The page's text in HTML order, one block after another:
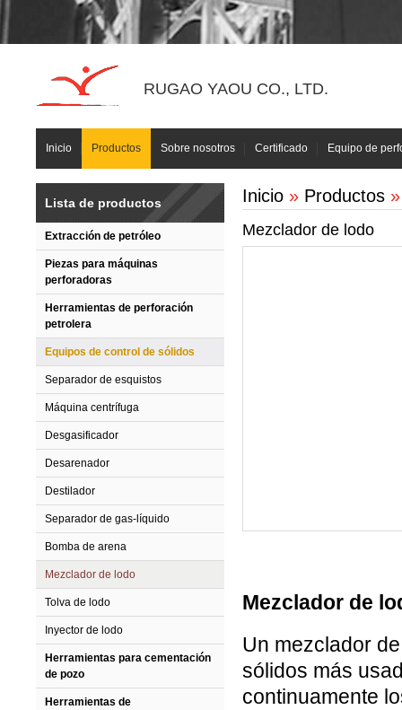
RUGAO YAOU CO., LTD.
Inicio Productos Sobre nosotros Certificado Equipo de
Lista de productos
Extracción de petróleo
Piezas para máquinas
perforadoras
Herramientas de perforación
petrolera
Equipos de control de sólidos
Separador de esquistos
Máquina centrífuga
Desgasificador
Desarenador
Destilador
Separador de gas-líquido
Bomba de arena
Mezclador de lodo
Tolva de lodo
Inyector de lodo
Herramientas para cementación
de pozo
Herramientas de
Inicio » Productos
Mezclador de lodo
Mezclador de
Un mezclador
sólidos más
continuamente